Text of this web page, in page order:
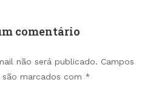
comentário
não será publicado. Campos
marcados com *